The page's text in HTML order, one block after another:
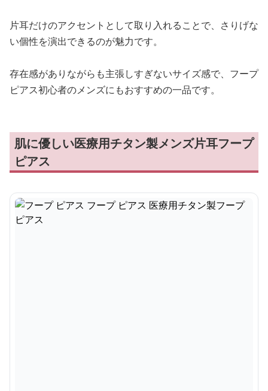
片耳だけのアクセントとして取り入れることで、さりげな
い個性を演出できるのが魅力です。
存在感がありながらも主張しすぎないサイズ感で、フープ
ピアス初心者のメンズにもおすすめの一品です。
肌に優しい医療用チタン製メンズ片耳フープ
ピアス